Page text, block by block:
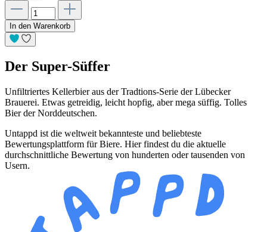
In den Warenkorb
Der Super-Süffer
Unfiltriertes Kellerbier aus der Tradtions-Serie der Lübecker
Brauerei. Etwas getreidig, leicht hopfig, aber mega süffig. Tolles
Bier der Norddeutschen.
Untappd ist die weltweit bekannteste und beliebteste
Bewertungsplattform für Biere. Hier findest du die aktuelle
durchschnittliche Bewertung von hunderten oder tausenden von
Usern.